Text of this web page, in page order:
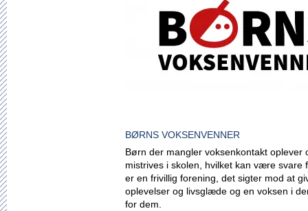
BØRNS VOKSENVENNER
Børn der mangler voksenkontakt
mistrives i skolen, hvilket kan være svare
er en frivillig forening, det sigter mod at
oplevelser og livsglæde og en voksen i
for dem.